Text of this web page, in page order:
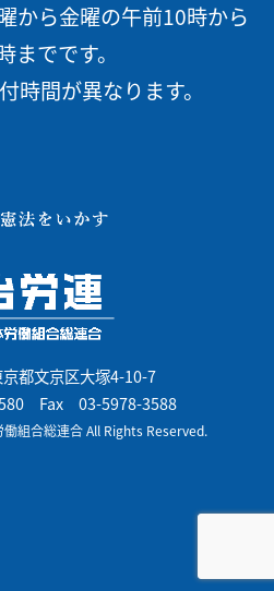
から金曜の午前10時から
までです。
時間が異なります。
都文京区大塚4-10-7
Fax 03-5978-3588
組合総連合 All Rights Reserved.